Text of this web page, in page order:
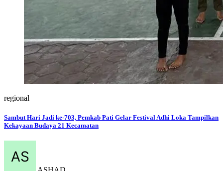
regional
Sambut Hari Jadi ke-703, Pemkab Pati Gelar Festival Adhi Loka Tampilkan
Kekayaan Budaya 21 Kecamatan